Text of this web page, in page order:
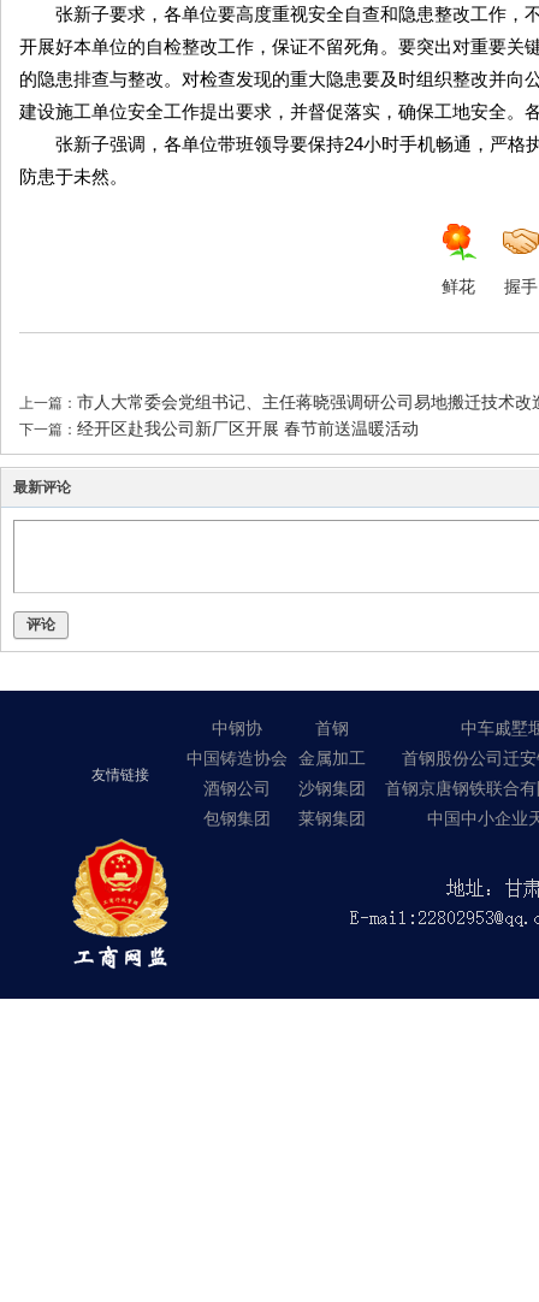
张新子要求，各单位要高度重视安全自查和隐患整改工作，
开展好本单位的自检整改工作，保证不留死角。要突出对重要
的隐患排查与整改。对检查发现的重大隐患要及时组织整改并
建设施工单位安全工作提出要求，并督促落实，确保工地安全
张新子强调，各单位带班领导要保持24小时手机畅通，严格
防患于未然。
鲜花 握手
上一篇： 市人大常委会党组书记、主任蒋晓强调研公司易地搬迁技术改
下一篇： 经开区赴我公司新厂区开展 春节前送温暖活动
最新评论
评论
友情链接
中钢协 首钢
中车戚墅
中国铸造协会
金属加工
首钢股份公司迁
酒钢公司
沙钢集团
首钢京唐钢铁联合
包钢集团
莱钢集团 中国中小企业